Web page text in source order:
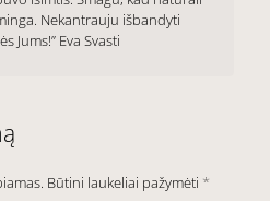
Nekantrauju išbandyti
Jums!” Eva Svasti
Būtini laukeliai pažymėti *